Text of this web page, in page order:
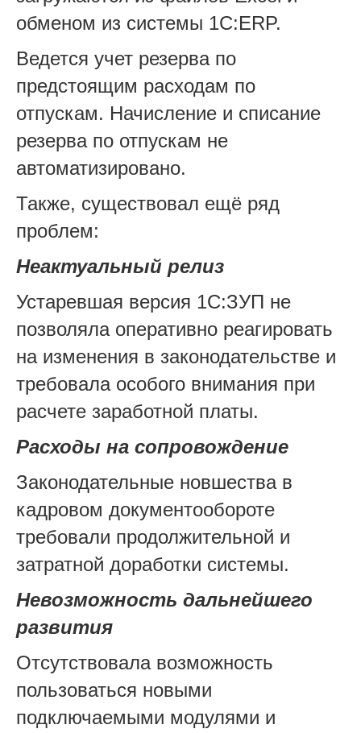
обменом из системы 1С:ERP.
Ведется учет резерва по
предстоящим расходам по
отпускам. Начисление и списание
резерва по отпускам не
автоматизировано.
Также, существовал ещё ряд
проблем:
Неактуальный релиз
Устаревшая версия 1С:ЗУП не
позволяла оперативно реагировать
на изменения в законодательстве и
требовала особого внимания при
расчете заработной платы.
Расходы на сопровождение
Законодательные новшества в
кадровом документообороте
требовали продолжительной и
затратной доработки системы.
Невозможность дальнейшего
развития
Отсутствовала возможность
пользоваться новыми
подключаемыми модулями и